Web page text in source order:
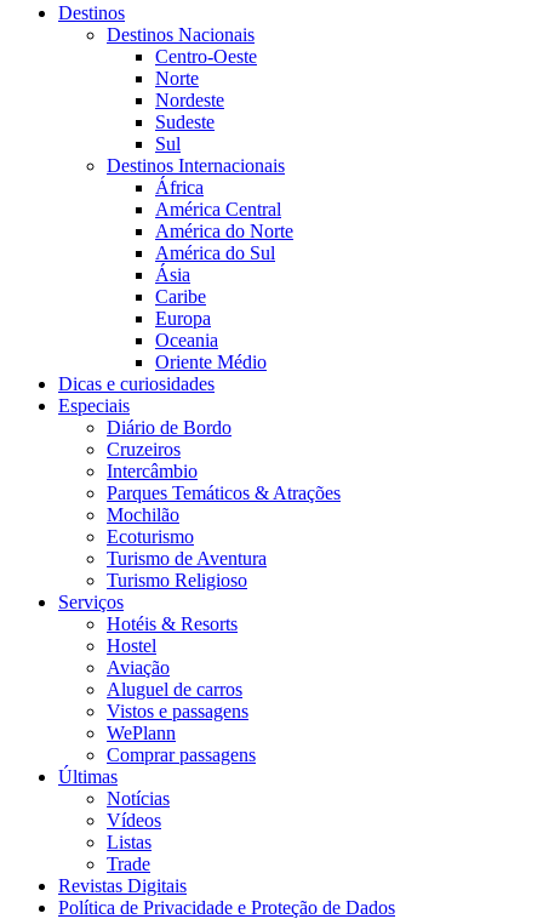
Destinos
Destinos Nacionais
Centro-Oeste
Norte
Nordeste
Sudeste
Sul
Destinos Internacionais
África
América Central
América do Norte
América do Sul
Ásia
Caribe
Europa
Oceania
Oriente Médio
Dicas e curiosidades
Especiais
Diário de Bordo
Cruzeiros
Intercâmbio
Parques Temáticos & Atrações
Mochilão
Ecoturismo
Turismo de Aventura
Turismo Religioso
Serviços
Hotéis & Resorts
Hostel
Aviação
Aluguel de carros
Vistos e passagens
WePlann
Comprar passagens
Últimas
Notícias
Vídeos
Listas
Trade
Revistas Digitais
Política de Privacidade e Proteção de Dados